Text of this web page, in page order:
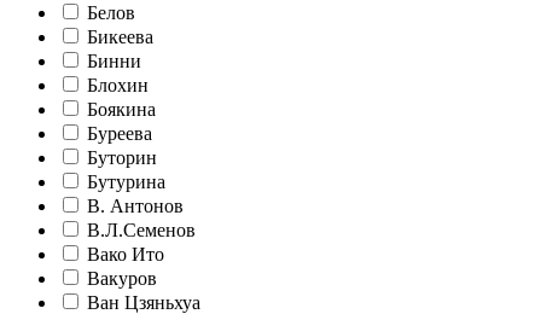
Белов
Бикеева
Бинни
Блохин
Боякина
Буреева
Буторин
Бутурина
В. Антонов
В.Л.Семенов
Вако Ито
Вакуров
Ван Цзяньхуа